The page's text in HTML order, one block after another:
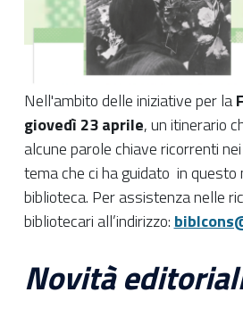
Nell'ambito delle iniziative per la
giovedì 23 aprile, un itinerario
alcune parole chiave ricorrenti
tema che ci ha guidato in
biblioteca. Per assistenza nelle
bibliotecari all’indirizzo:
Novità